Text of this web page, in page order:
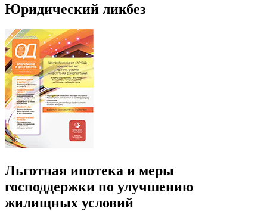
Юридический ликбез
Льготная ипотека и меры
господдержки по улучшению
жилищных условий